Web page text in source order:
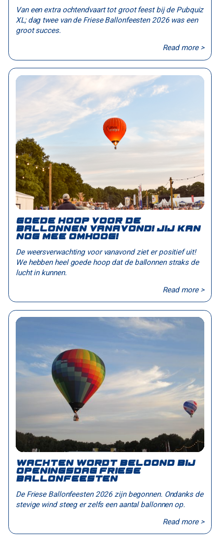
Van een extra ochtendvaart tot groot feest bij de Pubquiz
XL; dag twee van de Friese Ballonfeesten 2026 was een
groot succes.
Read more >
Goede hoop voor de
ballonnen vanavond! Jij kan
nog mee omhoog!
De weersverwachting voor vanavond ziet er positief uit!
We hebben heel goede hoop dat de ballonnen straks de
lucht in kunnen.
Read more >
Wachten wordt beloond bij
openingsdag Friese
Ballonfeesten
De Friese Ballonfeesten 2026 zijn begonnen. Ondanks de
stevige wind steeg er zelfs een aantal ballonnen op.
Read more >